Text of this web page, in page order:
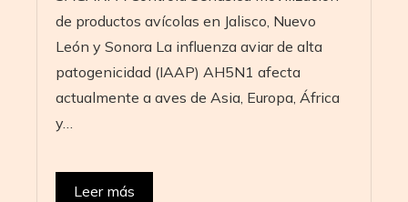
de productos avícolas en Jalisco, Nuevo
León y Sonora ​La influenza aviar de alta
patogenicidad (IAAP) AH5N1 afecta
actualmente a aves de Asia, Europa, África
y…
Leer más